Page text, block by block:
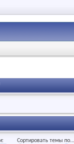
Сортировать темы по...